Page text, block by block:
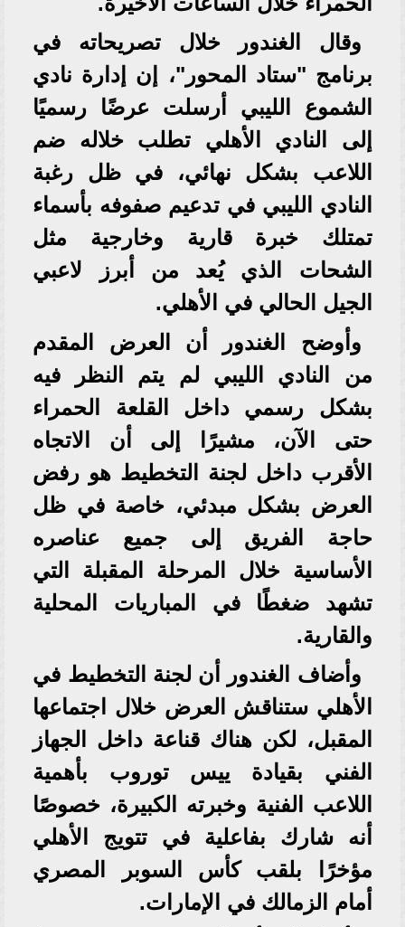
وقال الغندور خلال تصريحاته في
برنامج "ستاد المحور"، إن إدارة نادي
الشموع الليبي أرسلت عرضًا رسميًا
إلى النادي الأهلي تطلب خلاله ضم
اللاعب بشكل نهائي، في ظل رغبة
النادي الليبي في تدعيم صفوفه بأسماء
تمتلك خبرة قارية وخارجية مثل
الشحات الذي يُعد من أبرز لاعبي
الجيل الحالي في الأهلي.
وأوضح الغندور أن العرض المقدم
من النادي الليبي لم يتم النظر فيه
بشكل رسمي داخل القلعة الحمراء
حتى الآن، مشيرًا إلى أن الاتجاه
الأقرب داخل لجنة التخطيط هو رفض
العرض بشكل مبدئي، خاصة في ظل
حاجة الفريق إلى جميع عناصره
الأساسية خلال المرحلة المقبلة التي
تشهد ضغطًا في المباريات المحلية
والقارية.
وأضاف الغندور أن لجنة التخطيط في
الأهلي ستناقش العرض خلال اجتماعها
المقبل، لكن هناك قناعة داخل الجهاز
الفني بقيادة ييس توروب بأهمية
اللاعب الفنية وخبرته الكبيرة، خصوصًا
أنه شارك بفاعلية في تتويج الأهلي
مؤخرًا بلقب كأس السوبر المصري
أمام الزمالك في الإمارات.